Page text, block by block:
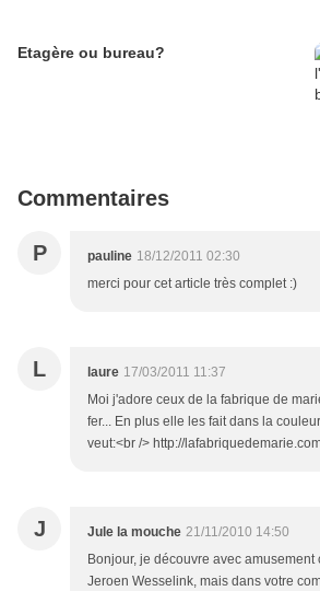
Etagère ou bureau?
Commentaires
P pauline 18/12/2011 02:30
merci pour cet article très complet :)
L laure 17/03/2011 11:37
Moi j'adore ceux de la fabrique de
fer... En plus elle les fait dans la
veut:<br /> http://
J Jule la mouche 21/11/2010 14:50
Bonjour, je découvre avec
Jeroen Wesselink, mais dans votre